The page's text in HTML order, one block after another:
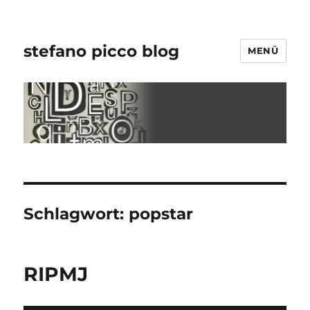
stefano picco blog MENÜ
Schlagwort: popstar
RIPMJ